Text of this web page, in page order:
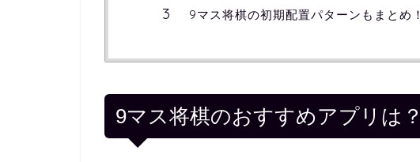
9マス将棋の初期配置パターンもまとめ！
9マス将棋のおすすめアプリは？